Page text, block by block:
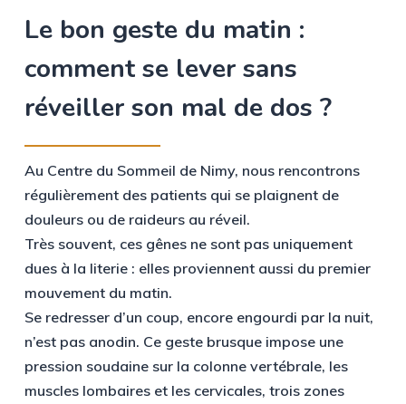
Le bon geste du matin :
comment se lever sans
réveiller son mal de dos ?
Au Centre du Sommeil de Nimy, nous rencontrons
régulièrement des patients qui se plaignent de
douleurs ou de raideurs au réveil.
Très souvent, ces gênes ne sont pas uniquement
dues à la literie : elles proviennent aussi du premier
mouvement du matin.
Se redresser d’un coup, encore engourdi par la nuit,
n’est pas anodin. Ce geste brusque impose une
pression soudaine sur la colonne vertébrale, les
muscles lombaires et les cervicales, trois zones